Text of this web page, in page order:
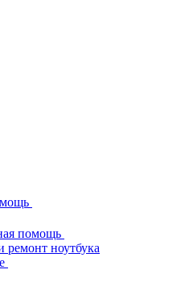
помощь
ремонт ноутбука